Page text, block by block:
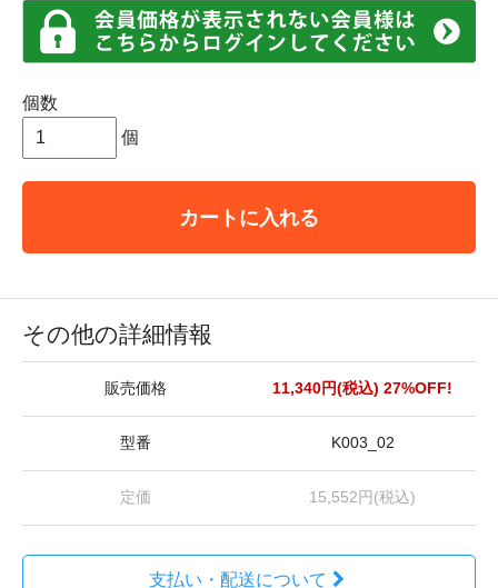
個数
個
カートに入れる
その他の詳細情報
販売価格 11,340円(税込) 27%OFF!
型番 K003_02
定価 15,552円(税込)
支払い・配送について